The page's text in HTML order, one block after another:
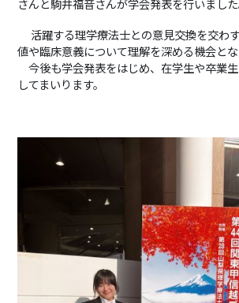
さんと駒井福音さんが学会発表を行いました
活躍する理学療法士との意見交換を交わ
値や臨床意義について理解を深める機会とな
今後も学会発表をはじめ、在学生や卒業
してまいります。